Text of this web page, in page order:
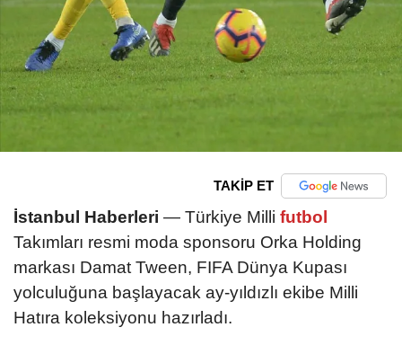
TAKİP ET
İstanbul Haberleri — Türkiye Milli futbol
Takımları resmi moda sponsoru Orka Holding
markası Damat Tween, FIFA Dünya Kupası
yolculuğuna başlayacak ay-yıldızlı ekibe Milli
Hatıra koleksiyonu hazırladı.